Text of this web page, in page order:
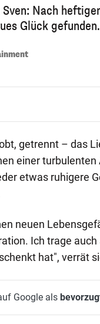
Nach
Glück gefunden.
getrennt – das
einer
etwas ruhigere
neuen
Ich trage
hat", verrät
Google als